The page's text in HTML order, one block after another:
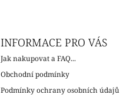
INFORMACE PRO VÁS
Jak nakupovat a FAQ...
Obchodní podmínky
Podmínky ochrany osobních údajů